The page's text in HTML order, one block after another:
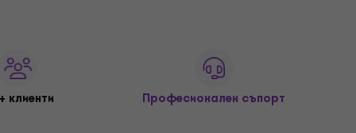
клиенти Професионален съпорт